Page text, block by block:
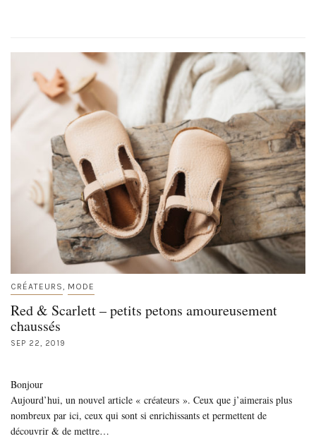
CRÉATEURS MODE
Red & Scarlett – petits petons amoureusement
chaussés
SEP 22, 2019
Bonjour
Aujourd’hui, un nouvel article « créateurs ». Ceux que j’aimerais plus
nombreux par ici, ceux qui sont si enrichissants et permettent de
découvrir & de mettre…